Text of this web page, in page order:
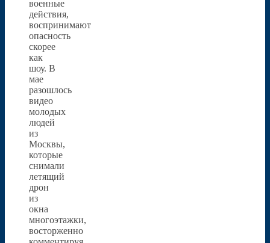
военные
действия,
воспринимают
опасность
скорее
как
шоу. В
мае
разошлось
видео
молодых
людей
из
Москвы,
которые
снимали
летящий
дрон
из
окна
многоэтажки,
восторженно